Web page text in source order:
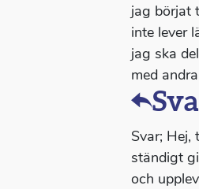
jag börjat
inte lever
jag ska
med
Svar; Hej,
ständigt
och